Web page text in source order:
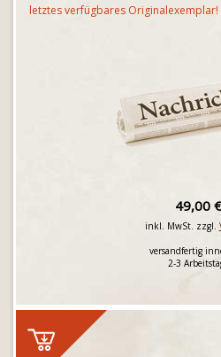
letztes verfügbares Originalexemplar!
49,00 €
inkl. MwSt. zzgl.
versandfertig
2-3